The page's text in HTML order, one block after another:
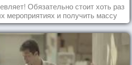
Обязательно стоит хоть раз
мероприятиях и получить массу